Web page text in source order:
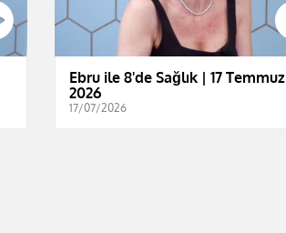
Ebru ile 8'de Sağlık | 17 Temmuz
2026
17/07/2026